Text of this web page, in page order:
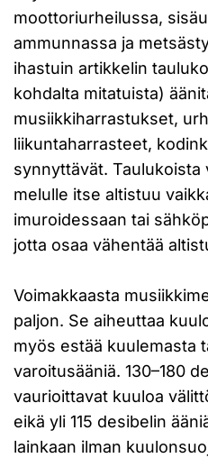
moottoriurheilussa,
ammunnassa ja
ihastuin artikkelin
kohdalta mitatuista)
musiikkiharrastukset,
liikuntaharrasteet,
synnyttävät. Taulukoista
melulle itse altistuu
imuroidessaan tai
jotta osaa vähentää
Voimakkaasta
paljon. Se aiheuttaa
myös estää kuulemasta
varoitusääniä. 130–180
vaurioittavat kuuloa
eikä yli 115 desibelin
lainkaan ilman